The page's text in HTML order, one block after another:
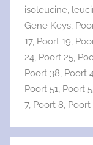
isoleucine,
Gene Keys,
17, Poort 19,
24, Poort 25,
Poort 38, Poort
Poort 51, Poort
7, Poort 8, Poort